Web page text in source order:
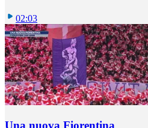
02:03
Una nuova Fiorentina